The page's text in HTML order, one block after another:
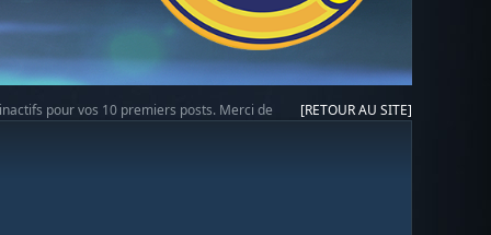
[RETOUR AU SITE]
pour vos 10 premiers posts. Merci de